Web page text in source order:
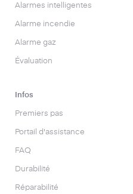
Alarmes intelligentes
Alarme incendie
Alarme gaz
Évaluation
Infos
Premiers pas
Portail d'assistance
FAQ
Durabilité
Réparabilité